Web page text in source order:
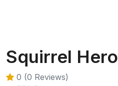
Squirrel Hero
0 (0 Reviews)